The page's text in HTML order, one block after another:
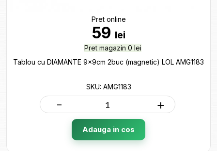
Pret online
59 lei
Pret magazin 0 lei
Tablou cu DIAMANTE 9x9cm 2buc (magnetic) LOL AMG1183
SKU: AMG1183
- +
Adauga in cos